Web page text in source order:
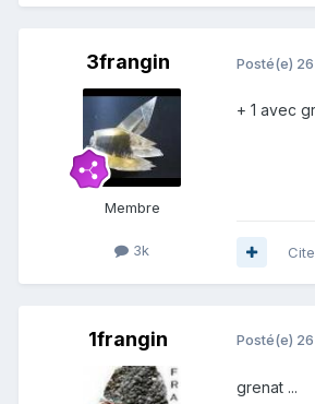
3frangin
Membre
3k
Posté(e)
+ 1 avec
1frangin Posté(e)
grenat ...